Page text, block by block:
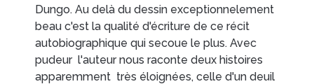
Dungo. Au delà du dessin exceptionnelement
beau c'est la qualité d'écriture de ce récit
autobiographique qui secoue le plus. Avec
pudeur l'auteur nous raconte deux histoires
apparemment très éloignées, celle d'un deuil